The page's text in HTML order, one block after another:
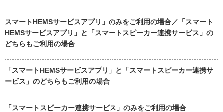
スマートHEMSサービスアプリ」のみをご利用の場合／「スマート
HEMSサービスアプリ」と「スマートスピーカー連携サービス」の
どちらもご利用の場合
「スマートHEMSサービスアプリ」と「スマートスピーカー連携サ
ービス」のどちらもご利用の場合
「スマートスピーカー連携サービス」のみをご利用の場合